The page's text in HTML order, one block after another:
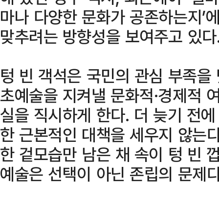
마나 다양한 문화가 공존하는지’
맞추려는 방향성을 보여주고 있
텅 빈 객석은 국민의 관심 부족
초예술을 지켜낼 문화적·경제적
실을 직시하게 한다. 더 늦기 전
한 근본적인 대책을 세우지 않는
한 겉모습만 남은 채 속이 텅 빈
예술은 선택이 아닌 존립의 문제